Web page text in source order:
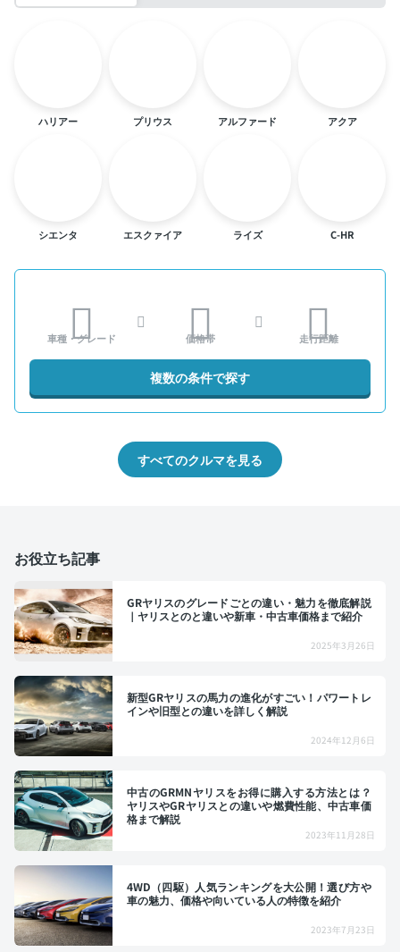
ハリアー プリウス アルファード アクア
シエンタ エスクァイア ライズ C-HR
車種・グレード 価格帯 走行距離
複数の条件で探す
すべてのクルマを見る
お役立ち記事
GRヤリスのグレードごとの違い・魅力を徹底解説
｜ヤリスとのと違いや新車・中古車価格まで紹介
2025年3月26日
新型GRヤリスの馬力の進化がすごい！パワートレ
インや旧型との違いを詳しく解説
2024年12月6日
中古のGRMNヤリスをお得に購入する方法とは？
ヤリスやGRヤリスとの違いや燃費性能、中古車価
格まで解説
2023年11月28日
4WD（四駆）人気ランキングを大公開！選び方や
車の魅力、価格や向いている人の特徴を紹介
2023年7月23日